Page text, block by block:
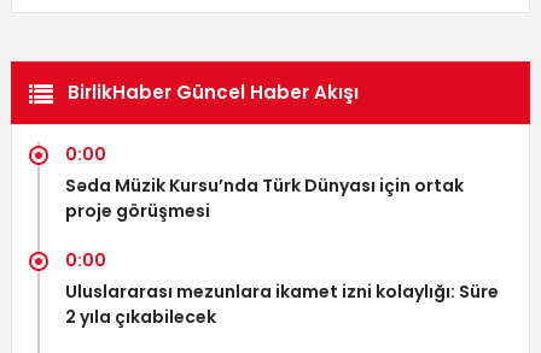
BirlikHaber Güncel Haber Akışı
0:00
Səda Müzik Kursu’nda Türk Dünyası için ortak
proje görüşmesi
0:00
Uluslararası mezunlara ikamet izni kolaylığı: Süre
2 yıla çıkabilecek